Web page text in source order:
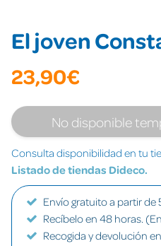
El joven
23,90€
No disponible
Consulta disponibilidad en tu
Listado de tiendas Dideco.
Envío gratuito a partir de
Recíbelo en 48 horas.
Recogida y devolución